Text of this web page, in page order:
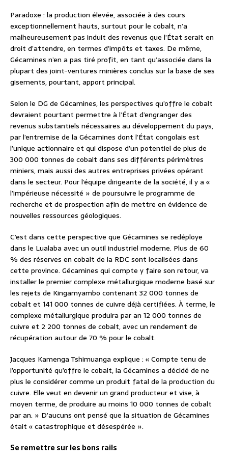
Paradoxe : la production élevée, associée à des cours
exceptionnellement hauts, surtout pour le cobalt, n’a
malheureusement pas induit des revenus que l’État serait en
droit d’attendre, en termes d’impôts et taxes. De même,
Gécamines n’en a pas tiré profit, en tant qu’associée dans la
plupart des joint-ventures minières conclus sur la base de ses
gisements, pourtant, apport principal.
Selon le DG de Gécamines, les perspectives qu’offre le cobalt
devraient pourtant permettre à l’État d’engranger des
revenus substantiels nécessaires au développement du pays,
par l’entremise de la Gécamines dont l’État congolais est
l’unique actionnaire et qui dispose d’un potentiel de plus de
300 000 tonnes de cobalt dans ses différents périmètres
miniers, mais aussi des autres entreprises privées opérant
dans le secteur. Pour l’équipe dirigeante de la société, il y a «
l’impérieuse nécessité » de poursuivre le programme de
recherche et de prospection afin de mettre en évidence de
nouvelles ressources géologiques.
C’est dans cette perspective que Gécamines se redéploye
dans le Lualaba avec un outil industriel moderne. Plus de 60
% des réserves en cobalt de la RDC sont localisées dans
cette province. Gécamines qui compte y faire son retour, va
installer le premier complexe métallurgique moderne basé sur
les rejets de Kingamyambo contenant 32 000 tonnes de
cobalt et 141 000 tonnes de cuivre déjà certifiées. À terme, le
complexe métallurgique produira par an 12 000 tonnes de
cuivre et 2 200 tonnes de cobalt, avec un rendement de
récupération autour de 70 % pour le cobalt.
Jacques Kamenga Tshimuanga explique : « Compte tenu de
l’opportunité qu’offre le cobalt, la Gécamines a décidé de ne
plus le considérer comme un produit fatal de la production du
cuivre. Elle veut en devenir un grand producteur et vise, à
moyen terme, de produire au moins 10 000 tonnes de cobalt
par an. » D’aucuns ont pensé que la situation de Gécamines
était « catastrophique et désespérée ».
Se remettre sur les bons rails